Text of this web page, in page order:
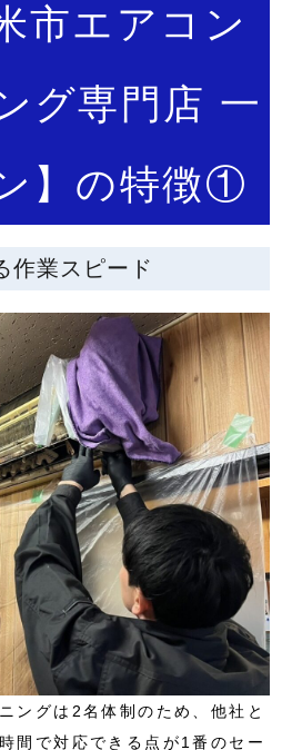
市エアコン
グ専門店 一
】の特徴①
作業スピード
ングは2名体制のため、他社と
間で対応できる点が1番のセー